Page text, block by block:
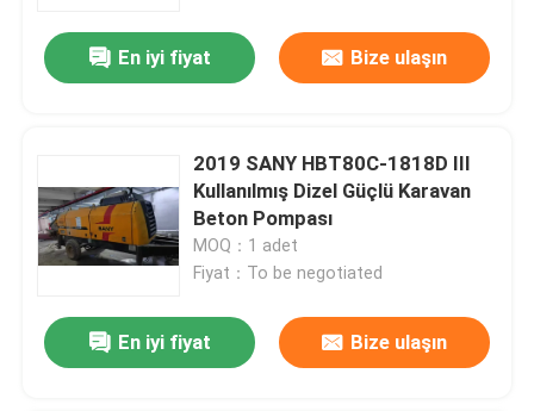
En iyi fiyat Bize ulaşın
2019 SANY HBT80C-1818D III
Kullanılmış Dizel Güçlü Karavan
Beton Pompası
MOQ：1 adet
Fiyat：To be negotiated
En iyi fiyat Bize ulaşın